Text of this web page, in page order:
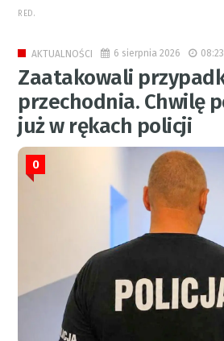
RED.
AKTUALNOŚCI 6 sierpnia 2026 08:23
Zaatakowali
przechodnia. Chwilę
już w rękach policji
0